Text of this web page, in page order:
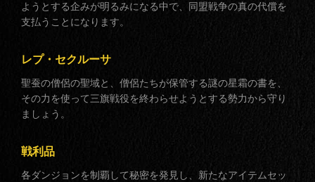
ようとする企みが明るみになる中で、同盟戦争の真の代償を
支払うことになります。
レプ・セクルーサ
聖蚕の僧侶の聖域と、僧侶たちが保管する謎の星霜の書を、
その力を使って三旗戦役を終わらせようとする勢力から守り
ましょう。
戦利品
各ダンジョンを制覇して秘密を発見し、新たなアイテムセッ